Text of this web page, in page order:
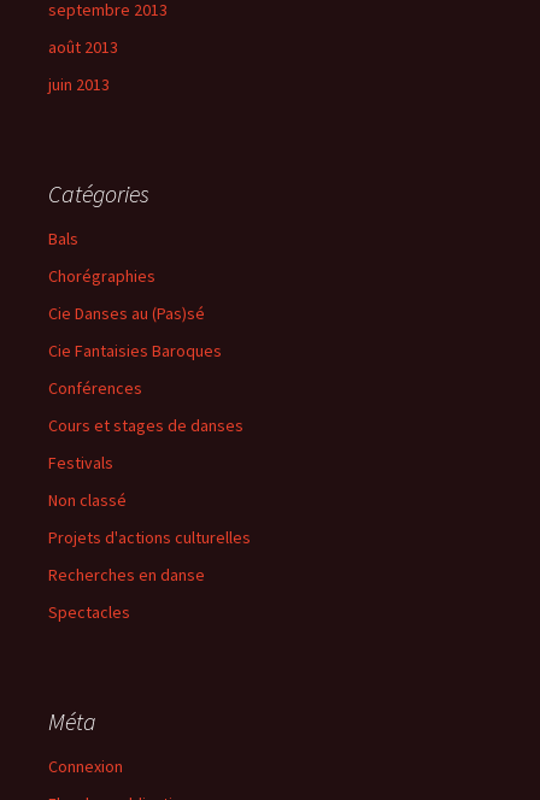
septembre 2013
août 2013
juin 2013
Catégories
Bals
Chorégraphies
Cie Danses au (Pas)sé
Cie Fantaisies Baroques
Conférences
Cours et stages de danses
Festivals
Non classé
Projets d'actions culturelles
Recherches en danse
Spectacles
Méta
Connexion